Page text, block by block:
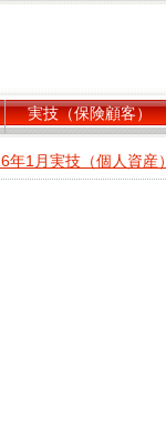
実技（保険顧客）
年1月実技（個人資産）